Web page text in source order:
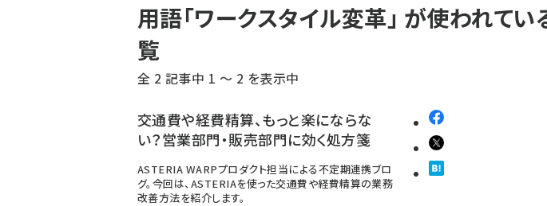
ン
く
ず
用語「ワークスタイル変革」 が使われて
覧
全 2 記事中 1 ～ 2 を表示中
交通費や経費精算、もっと楽にならな
い？営業部門・販売部門に効く処方箋
ASTERIA WARPプロダクト担当による不定期連携ブロ
グ。今回は、ASTERIAを使った交通費や経費精算の業務
改善方法を紹介します。